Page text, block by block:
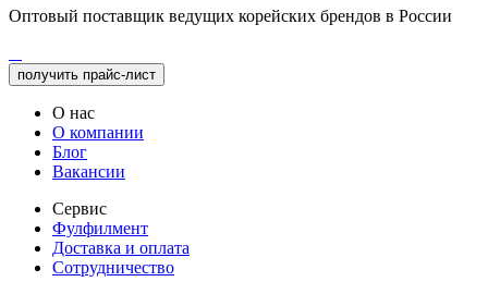
Оптовый поставщик ведущих корейских брендов в России
получить прайс-лист
О нас
О компании
Блог
Вакансии
Сервис
Фулфилмент
Доставка и оплата
Сотрудничество